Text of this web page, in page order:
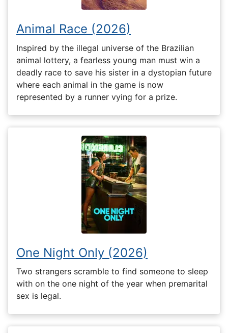
Animal Race (2026)
Inspired by the illegal universe of the Brazilian
animal lottery, a fearless young man must win a
deadly race to save his sister in a dystopian future
where each animal in the game is now
represented by a runner vying for a prize.
One Night Only (2026)
Two strangers scramble to find someone to sleep
with on the one night of the year when premarital
sex is legal.